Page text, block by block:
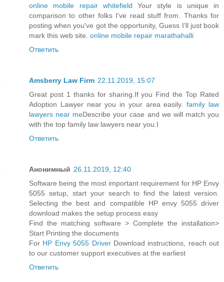
online mobile repair whitefield Your style is unique in
comparison to other folks I've read stuff from. Thanks for
posting when you've got the opportunity, Guess I'll just book
mark this web site. online mobile repair marathahalli
Ответить
Amsberry Law Firm 22.11.2019, 15:07
Great post 1 thanks for sharing.If you Find the Top Rated
Adoption Lawyer near you in your area easily.family law
lawyers near meDescribe your case and we will match you
with the top family law lawyers near you.I
Ответить
Анонимный 26.11.2019, 12:40
Software being the most important requirement for HP Envy
5055 setup, start your search to find the latest version.
Selecting the best and compatible HP envy 5055 driver
download makes the setup process easy
Find the matching software > Complete the installation>
Start Printing the documents
For HP Envy 5055 DriverDownload instructions, reach out
to our customer support executives at the earliest
Ответить